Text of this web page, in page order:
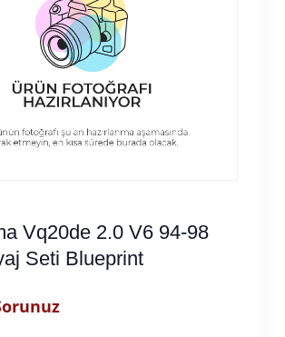
Vq20de 2.0 V6 94-98
Seti Blueprint